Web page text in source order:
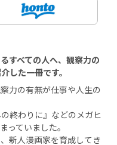
すべての人へ、観察力の
した一冊です。
力の有無が仕事や人生の
終わりに』などのメガヒ
っていました。​
新人漫画家を育成してき